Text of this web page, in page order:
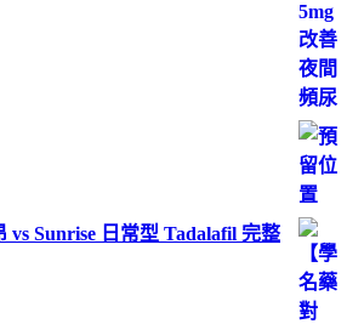
。
vs Sunrise 日常型 Tadalafil 完整